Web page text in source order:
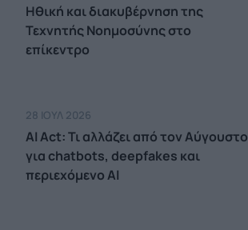
Ηθική και διακυβέρνηση της
Τεχνητής Νοημοσύνης στο
επίκεντρο
28 ΙΟΥΛ 2026
AI Act: Τι αλλάζει από τον Αύγουστο
για chatbots, deepfakes και
περιεχόμενο AI